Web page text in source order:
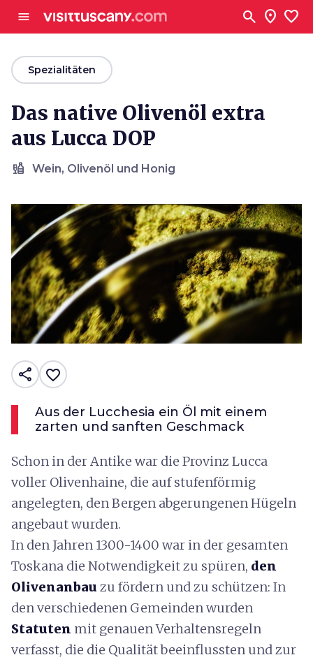
menu search location_on favorite
arrow_backSpezialitäten
Das native Olivenöl extra
aus Lucca DOP
liquor Wein, Olivenöl und Honig
share favorite_border
Aus der Lucchesia ein Öl mit einem
zarten und sanften Geschmack
Schon in der Antike war die Provinz Lucca
voller Olivenhaine, die auf stufenförmig
angelegten, den Bergen abgerungenen Hügeln
angebaut wurden.
In den Jahren 1300-1400 war in der gesamten
Toskana die Notwendigkeit zu spüren, den
Olivenanbau zu fördern und zu schützen: In
den verschiedenen Gemeinden wurden
Statuten mit genauen Verhaltensregeln
verfasst, die die Qualität beeinflussten und zur